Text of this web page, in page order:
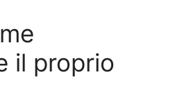
il proprio